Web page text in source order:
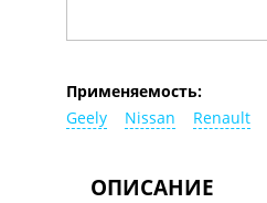
Применяемость:
Geely
Nissan Renault
ОПИСАНИЕ